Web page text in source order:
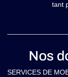
tant
Nos
SERVICES DE